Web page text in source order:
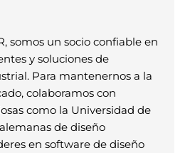
somos un socio confiable en
y soluciones de
Para mantenernos a la
colaboramos con
como la Universidad de
de diseño
en software de diseño